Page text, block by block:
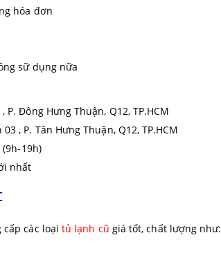
hóa đơn
sữ dụng nữa
P. Đông Hưng Thuận, Q12, TP.HCM
, P. Tân Hưng Thuận, Q12, TP.HCM
19h)
nhất
cấp các loạitủ lạnh cũ giá tốt, chất lượng như: